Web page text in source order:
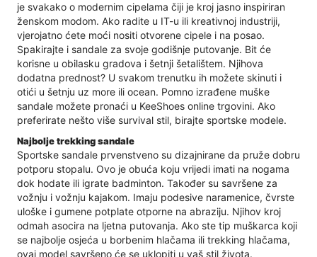
je svakako o modernim cipelama čiji je kroj jasno inspiriran
ženskom modom. Ako radite u IT-u ili kreativnoj industriji,
vjerojatno ćete moći nositi otvorene cipele i na posao.
Spakirajte i sandale za svoje godišnje putovanje. Bit će
korisne u obilasku gradova i šetnji šetalištem. Njihova
dodatna prednost? U svakom trenutku ih možete skinuti i
otići u šetnju uz more ili ocean. Pomno izrađene muške
sandale možete pronaći u KeeShoes online trgovini. Ako
preferirate nešto više survival stil, birajte sportske modele.
Najbolje trekking sandale
Sportske sandale prvenstveno su dizajnirane da pruže dobru
potporu stopalu. Ovo je obuća koju vrijedi imati na nogama
dok hodate ili igrate badminton. Također su savršene za
vožnju i vožnju kajakom. Imaju podesive naramenice, čvrste
uloške i gumene potplate otporne na abraziju. Njihov kroj
odmah asocira na ljetna putovanja. Ako ste tip muškarca koji
se najbolje osjeća u borbenim hlačama ili trekking hlačama,
ovaj model savršeno će se uklopiti u vaš stil života.